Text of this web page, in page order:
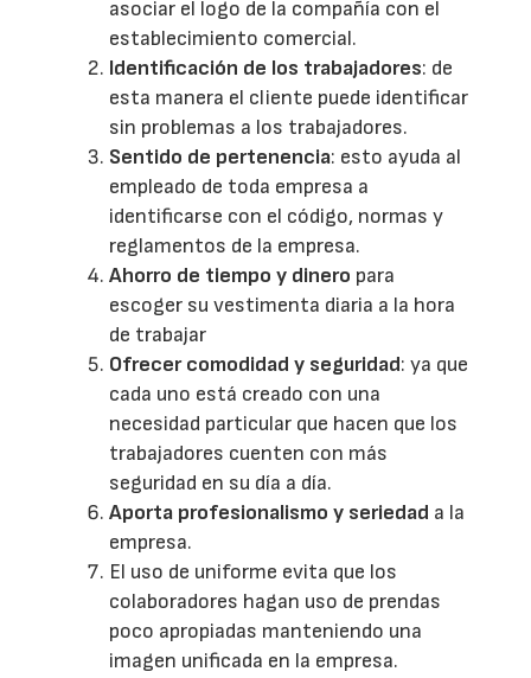
asociar el logo de la compañía con el
establecimiento comercial.
Identificación de los trabajadores: de
esta manera el cliente puede identificar
sin problemas a los trabajadores.
Sentido de pertenencia: esto ayuda al
empleado de toda empresa a
identificarse con el código, normas y
reglamentos de la empresa.
Ahorro de tiempo y dinero para
escoger su vestimenta diaria a la hora
de trabajar
Ofrecer comodidad y seguridad: ya que
cada uno está creado con una
necesidad particular que hacen que los
trabajadores cuenten con más
seguridad en su día a día.
Aporta profesionalismo y seriedad a la
empresa.
El uso de uniforme evita que los
colaboradores hagan uso de prendas
poco apropiadas manteniendo una
imagen unificada en la empresa.